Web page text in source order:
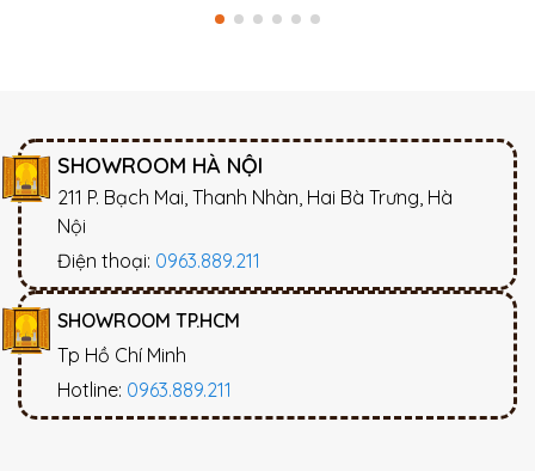
SHOWROOM HÀ NỘI
211 P. Bạch Mai, Thanh Nhàn, Hai Bà Trưng, Hà
Nội
Điện thoại: 0963.889.211
SHOWROOM TP.HCM
Tp Hồ Chí Minh
Hotline: 0963.889.211